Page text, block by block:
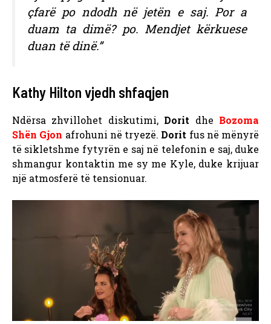
çfarë po ndodh në jetën e saj. Por a
duam ta dimë? po. Mendjet kërkuese
duan të dinë.”
Kathy Hilton vjedh shfaqjen
Ndërsa zhvillohet diskutimi, Dorit dhe Bozoma
Shën Gjon afrohuni në tryezë. Dorit fus në mënyrë
të sikletshme fytyrën e saj në telefonin e saj, duke
shmangur kontaktin me sy me Kyle, duke krijuar
një atmosferë të tensionuar.